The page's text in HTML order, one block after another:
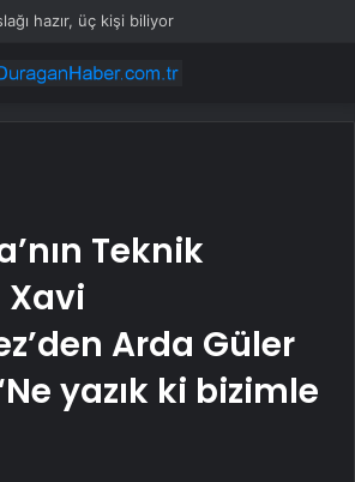
hazır, üç kişi biliyor
Teknik
Xavi
Arda Güler
yazık ki bizimle